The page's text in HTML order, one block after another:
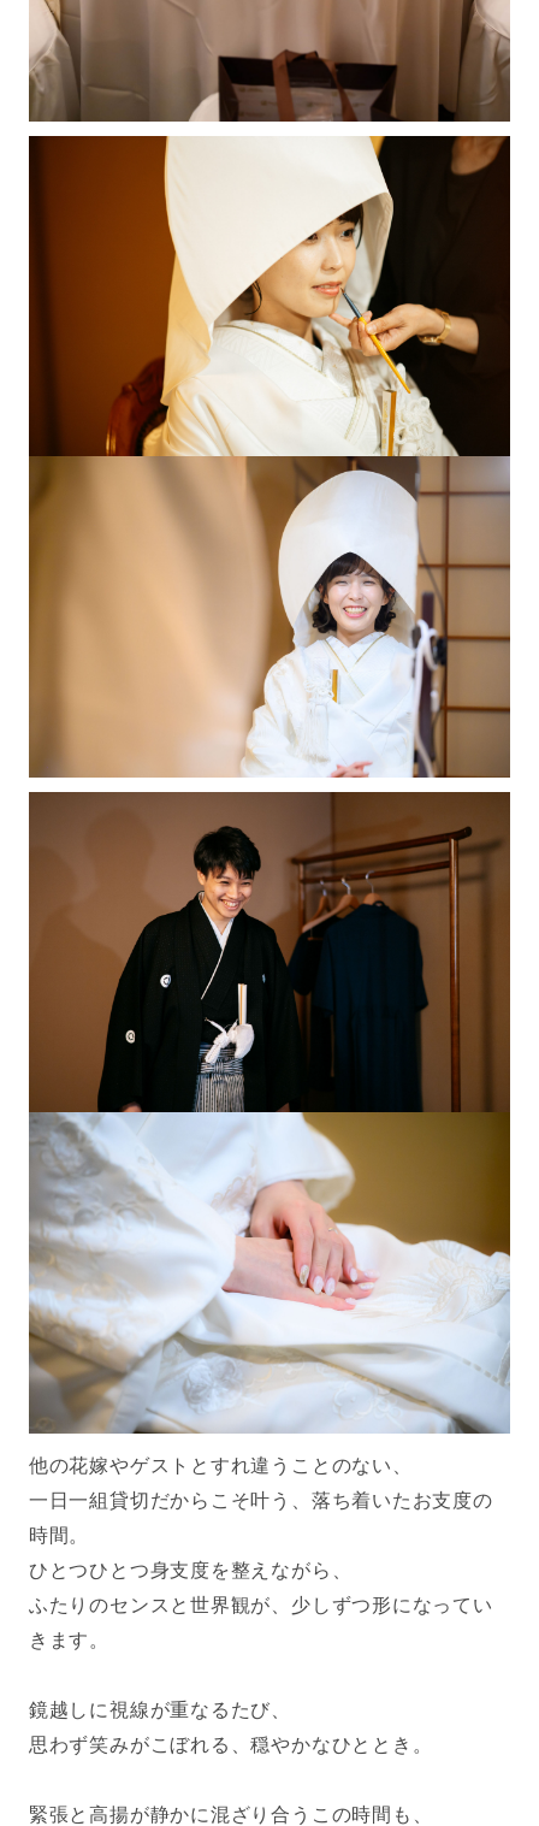
他の花嫁やゲストとすれ違うことのない、
一日一組貸切だからこそ叶う、落ち着いたお支度の
時間。
ひとつひとつ身支度を整えながら、
ふたりのセンスと世界観が、少しずつ形になってい
きます。
鏡越しに視線が重なるたび、
思わず笑みがこぼれる、穏やかなひととき。
緊張と高揚が静かに混ざり合うこの時間も、